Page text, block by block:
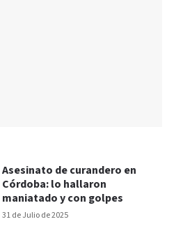
31 de Julio de 2025
Asesinato de curandero en
Córdoba: lo hallaron
maniatado y con golpes